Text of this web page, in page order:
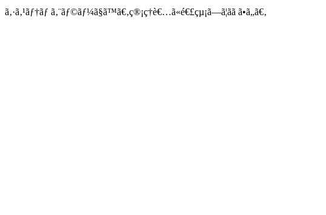
ã‚·ã‚¹ãƒ†ãƒ ã‚¨ãƒ©ãƒ¼ã§ã™ã€‚ç®¡ç†è€…ã«é€£çµ¡ã—ã¦ãã ã•ã„ã€‚